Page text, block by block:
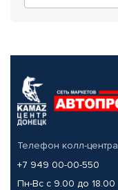
Телефон колл-центра
+7 949 00-00-550
Пн-Вс с 9.00 до 18.00